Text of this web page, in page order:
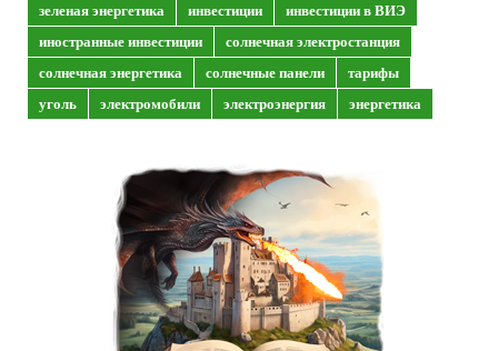
зеленая энергетика
инвестиции
инвестиции в ВИЭ
иностранные инвестиции
солнечная электростанция
солнечная энергетика
солнечные панели
тарифы
уголь
электромобили электроэнергия энергетика